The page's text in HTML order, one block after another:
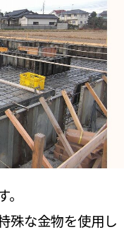
殊な金物を使用し